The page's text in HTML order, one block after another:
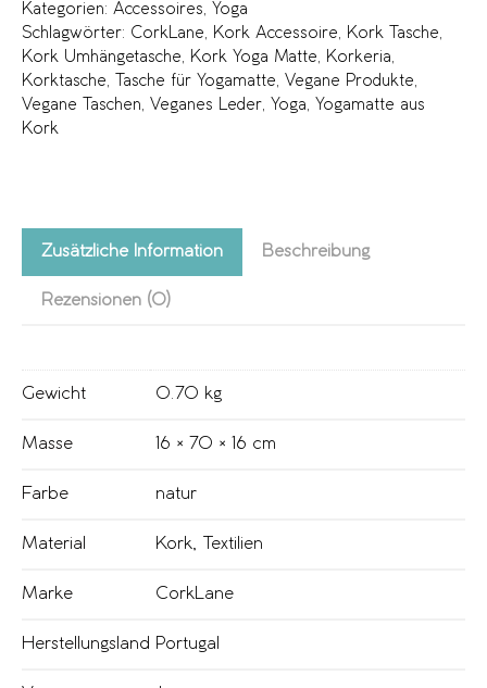
Kategorien: Accessoires
Yoga
Schlagwörter: CorkLane Kork Accessoire Kork Tasche
Kork Umhängetasche
Kork Yoga Matte Korkeria
Korktasche
Tasche für Yogamatte Vegane Produkte
Vegane Taschen
Veganes Leder Yoga
Yogamatte aus
Kork
Zusätzliche Information Beschreibung
Rezensionen (0)
Gewicht 0.70 kg
Masse 16 × 70 × 16 cm
Farbe natur
Material Kork Textilien
Marke CorkLane
Herstellungsland Portugal